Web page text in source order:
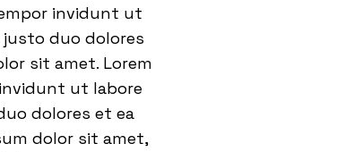
invidunt ut
duo dolores
sit amet. Lorem
ut labore
dolores et ea
dolor sit amet,